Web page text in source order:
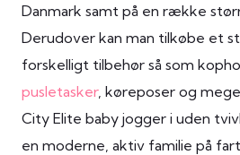
Danmark samt på en række
Derudover kan man tilkøbe et
forskelligt tilbehør så som
pusletasker, køreposer og
City Elite baby jogger i uden
en moderne, aktiv familie på